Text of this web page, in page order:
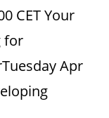
CET Your
for
Apr